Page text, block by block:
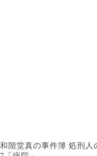
和階堂真の事件簿 処刑人